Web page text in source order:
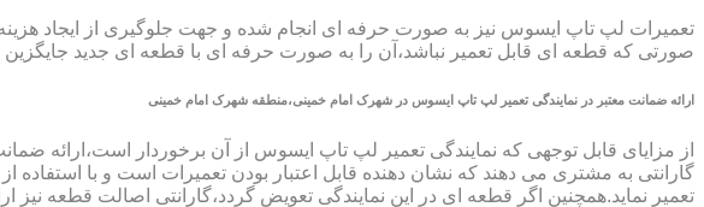
تعمیرات لپ تاپ ایسوس نیز به صورت حرفه ای انجام شده و جهت جلوگیری از ایجاد
صورتی که قطعه ای قابل تعمیر نباشد،آن را به صورت حرفه ای با قطعه ای جدید جایگزین
ارائه ضمانت معتبر در نمایندگی تعمیر لپ تاپ ایسوس در شهرک امام خمینی،منطقه شهرک امام خمینی
گارانتی به مشتری می دهند که نشان دهنده قابل اعتبار بودن تعمیرات است و با
تعمیر نماید.همچنین اگر قطعه ای در این نمایندگی تعویض گردد،گارانتی اصالت قطعه